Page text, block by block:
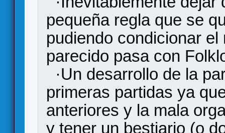
pequeña regla que se
pudiendo condicionar
parecido pasa con
·Un desarrollo de la
primeras partidas ya
anteriores y la mala
y tener un bestiario (o